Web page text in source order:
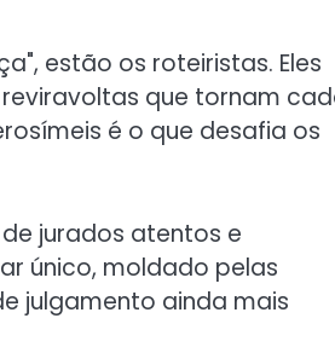
estão os roteiristas. Eles
que tornam
é o que desafia os
jurados atentos e
único, moldado pelas
julgamento ainda mais